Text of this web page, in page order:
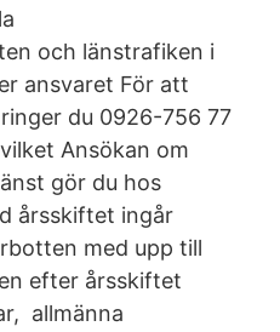
och länstrafiken i
ansvaret För att
du 0926-756 77
Ansökan om
gör du hos
årsskiftet ingår
med upp till
efter årsskiftet
allmänna